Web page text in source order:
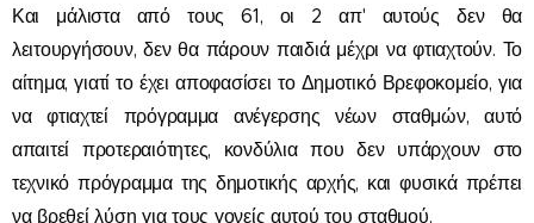
Και μάλιστα από τους 61, οι 2 απ' αυτούς δεν θα
λειτουργήσουν, δεν θα πάρουν παιδιά μέχρι να φτιαχτούν. Το
αίτημα, γιατί το έχει αποφασίσει το Δημοτικό Βρεφοκομείο, για
να φτιαχτεί πρόγραμμα ανέγερσης νέων σταθμών, αυτό
απαιτεί προτεραιότητες, κονδύλια που δεν υπάρχουν στο
τεχνικό πρόγραμμα της δημοτικής αρχής, και φυσικά πρέπει
να βρεθεί λύση για τους γονείς αυτού του σταθμού.